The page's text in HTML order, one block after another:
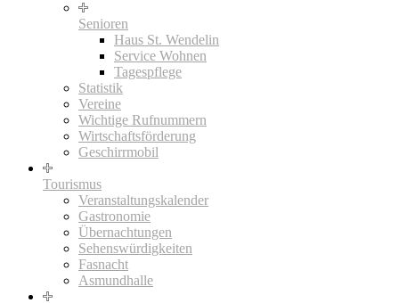
Senioren
Haus St. Wendelin
Service Wohnen
Tagespflege
Statistik
Vereine
Wichtige Rufnummern
Wirtschaftsförderung
Geschirrmobil
Tourismus
Veranstaltungskalender
Gastronomie
Übernachtungen
Sehenswürdigkeiten
Fasnacht
Asmundhalle